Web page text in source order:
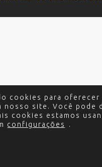
cookies para oferecer
nosso site. Você pode
cookies estamos
configurações .
GDPR Cookie Banner